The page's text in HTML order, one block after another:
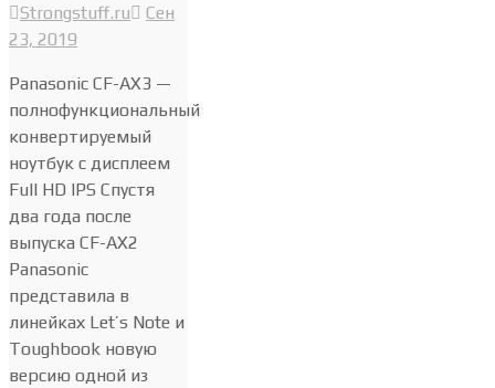
Strongstuff.ru
Сен
23, 2019
Panasonic CF-AX3 —
полнофункциональный
конвертируемый
ноутбук с дисплеем
Full HD IPS Спустя
два года после
выпуска CF-AX2
Panasonic
представила в
линейках Let’s Note и
Toughbook новую
версию одной из